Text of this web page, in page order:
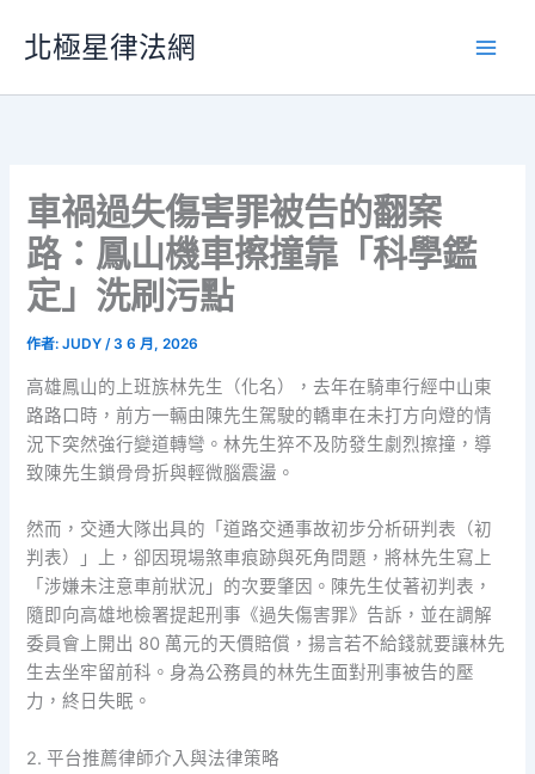
要
北極星律法網
車禍過失傷害罪被告的翻案
路：鳳山機車擦撞靠「科學鑑
定」洗刷污點
作者:JUDY/3 6 月, 2026
高雄鳳山的上班族林先生（化名），去年在騎車行經中山東
路路口時，前方一輛由陳先生駕駛的轎車在未打方向燈的情
況下突然強行變道轉彎。林先生猝不及防發生劇烈擦撞，導
致陳先生鎖骨骨折與輕微腦震盪。
然而，交通大隊出具的「道路交通事故初步分析研判表（初
判表）」上，卻因現場煞車痕跡與死角問題，將林先生寫上
「涉嫌未注意車前狀況」的次要肇因。陳先生仗著初判表，
隨即向高雄地檢署提起刑事《過失傷害罪》告訴，並在調解
委員會上開出 80 萬元的天價賠償，揚言若不給錢就要讓林先
生去坐牢留前科。身為公務員的林先生面對刑事被告的壓
力，終日失眠。
2. 平台推薦律師介入與法律策略